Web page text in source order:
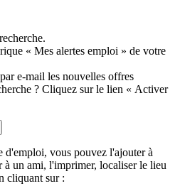
« Mes alertes emploi » de votre
e-mail les nouvelles offres
? Cliquez sur le lien « Activer
d'emploi, vous pouvez l'ajouter à
à un ami, l'imprimer, localiser le lieu
cliquant sur :